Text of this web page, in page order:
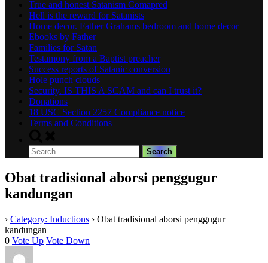
True and honest Satanism Comapred
Hell is the reward for Satanists
Home decor. Father Grahams bedroom and home decor
Ebooks by Father
Families for Satan
Testamony from a Baptist preacher
Success reports of Satanic conversion
Hole punch clouds
Security. IS THIS A SCAM and can I trust it?
Donations
18 USC Section 2257 Compliance notice
Terms and Conditions
search
form
Search
for:
Obat tradisional aborsi penggugur
kandungan
› Category: Inductions › Obat tradisional aborsi penggugur
kandungan
0 Vote Up Vote Down